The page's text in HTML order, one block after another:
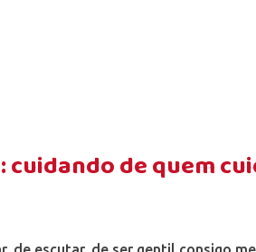
cuidando de quem